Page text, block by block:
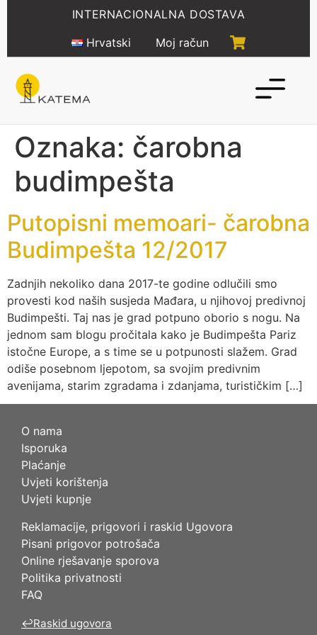
INTERNACIONALNA DOSTAVA
Hrvatski
Moj račun
Oznaka: čarobna
budimpešta
Putopisni memoari- čarobna
Budimpešta 12/2017
Zadnjih nekoliko dana 2017-te godine odlučili smo
provesti kod naših susjeda Mađara, u njihovoj predivnoj
Budimpešti. Taj nas je grad potpuno oborio s nogu. Na
jednom sam blogu pročitala kako je Budimpešta Pariz
istočne Europe, a s time se u potpunosti slažem. Grad
odiše posebnom ljepotom, sa svojim predivnim
avenijama, starim zgradama i zdanjama, turističkim […]
O nama
Isporuka
Plaćanje
Uvjeti korištenja
Uvjeti kupnje
Reklamacije, prigovori i raskid Ugovora
Pisani prigovor potrošača
Online rješavanje sporova
Politika privatnosti
FAQ
↩Raskid ugovora